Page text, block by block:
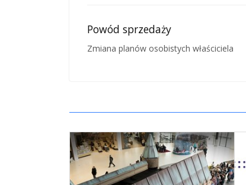
Powód sprzedaży
Zmiana planów osobistych właściciela